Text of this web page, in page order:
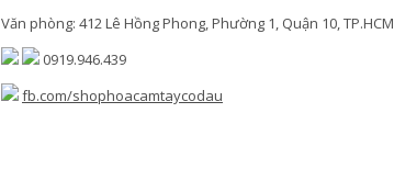
Văn phòng: 412 Lê Hồng Phong, Phường 1, Quận 10, TP.HCM
0919.946.439
fb.com/shophoacamtaycodau